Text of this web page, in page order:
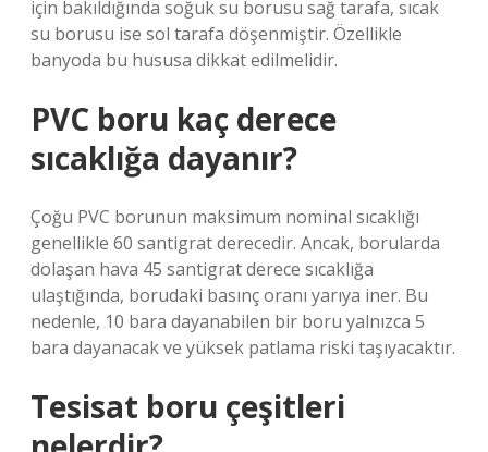
için bakıldığında soğuk su borusu sağ tarafa, sıcak
su borusu ise sol tarafa döşenmiştir. Özellikle
banyoda bu hususa dikkat edilmelidir.
PVC boru kaç derece
sıcaklığa dayanır?
Çoğu PVC borunun maksimum nominal sıcaklığı
genellikle 60 santigrat derecedir. Ancak, borularda
dolaşan hava 45 santigrat derece sıcaklığa
ulaştığında, borudaki basınç oranı yarıya iner. Bu
nedenle, 10 bara dayanabilen bir boru yalnızca 5
bara dayanacak ve yüksek patlama riski taşıyacaktır.
Tesisat boru çeşitleri